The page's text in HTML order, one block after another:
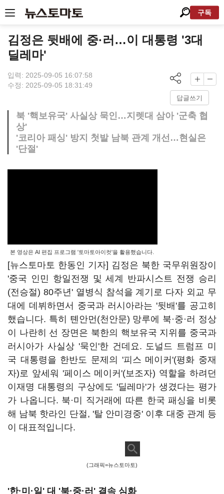
구독
김정은 뒷배에 중·러…이 대통령 '3대
딜레마'
입력: 2025-09-05 16:07:58
수정: 2025-09-05 18:31:49
답글쓰기
북 '핵보유국' 사실상 묵인…지렛대 삼아 '군축 협
상'
'코리아 패싱' 방지 첫발 남북 관계 개선…현실은
'단절'
본 영상은 AI 편집 프로그램 '토마토아이컷'을 활용했습니다.
[뉴스토마토 한동인 기자] 김정은 북한 국무위원장이
'중국 인민 항일전쟁 및 세계 반파시스트 전쟁 승리
(전승절) 80주년' 열병식 참석을 계기로 다자 외교 무
대에 데뷔하면서 중국과 러시아라는 '뒷배'를 공고히
했습니다. 특히 톈안먼(천안문) 망루에 북·중·러 정상
이 나란히 선 장면은 북한의 핵보유국 지위를 중국과
러시아가 사실상 '묵인'한 건데요. 도널드 트럼프 미
국 대통령을 한반도 문제의 '피스 메이커'(평화 중재
자)로 앞세워 '페이스 메이커'(보조자) 역할을 하려던
이재명 대통령의 구상에도 '딜레마'가 생겼다는 평가
가 나옵니다. 북·미 직거래에 따른 한국 패싱을 비롯
해 남북 핫라인 단절, '탈 안미경중' 이후 대중 관계 등
이 대표적입니다.
(그래픽=뉴스토마토)
'한·미·일' 대 '북·중·러' 결속 심화